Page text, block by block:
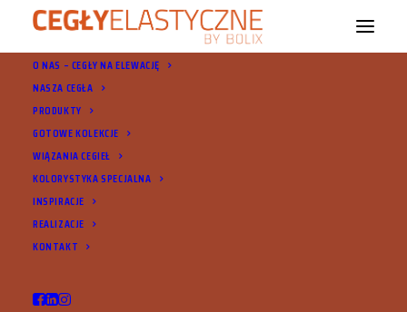
O NAS – CEGŁY NA ELEWACJĘ
NASZA CEGŁA
PRODUKTY
GOTOWE KOLEKCJE
WIĄZANIA CEGIEŁ
KOLORYSTYKA SPECJALNA
INSPIRACJE
REALIZACJE
KONTAKT
Cegły BOLIX